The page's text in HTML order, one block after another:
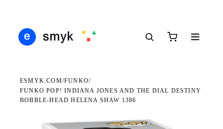
ESMYK.COM/FUNKO/
FUNKO POP! INDIANA JONES AND THE DIAL DESTINY
BOBBLE-HEAD HELENA SHAW 1386